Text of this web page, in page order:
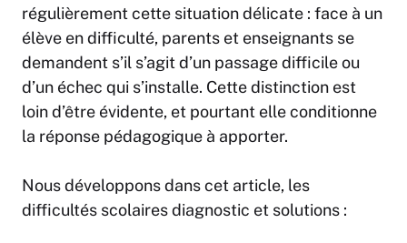
régulièrement cette situation délicate : face à un
élève en difficulté, parents et enseignants se
demandent s’il s’agit d’un passage difficile ou
d’un échec qui s’installe. Cette distinction est
loin d’être évidente, et pourtant elle conditionne
la réponse pédagogique à apporter.
Nous développons dans cet article, les
difficultés scolaires diagnostic et solutions :